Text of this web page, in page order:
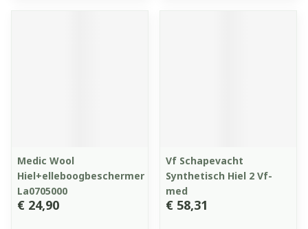
Medic Wool
Hiel+elleboogbeschermer
La0705000
€ 24,90
Vf Schapevacht
Synthetisch Hiel 2 Vf-
med
€ 58,31